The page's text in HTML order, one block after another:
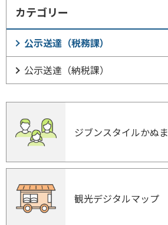
カテゴリー
公示送達（税務課）
公示送達（納税課）
ジブンスタイルかぬま
観光デジタルマップ